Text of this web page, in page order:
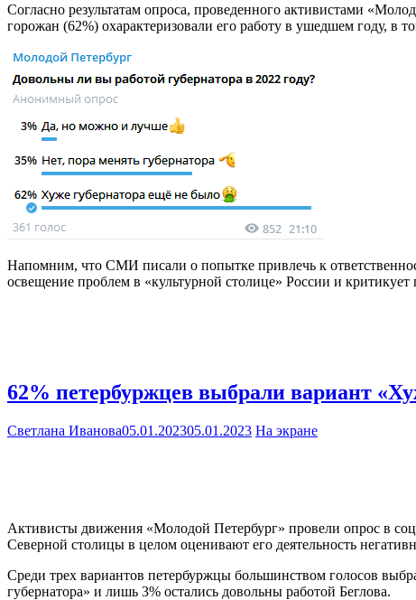
Согласно результатам опроса, проведенного активистами
горожан (62%) охарактеризовали его работу в ушедшем году, в
Напомним, что СМИ писали о попытке привлечь к
освещение проблем в «культурной столице» России и критикует
62% петербуржцев выбрали вариант
Светлана Иванова05.01.202305.01.2023 На экране
Активисты движения «Молодой Петербург» провели опрос в
Северной столицы в целом оценивают его деятельность
Среди трех вариантов петербуржцы большинством голосов
губернатора» и лишь 3% остались довольны работой Беглова.